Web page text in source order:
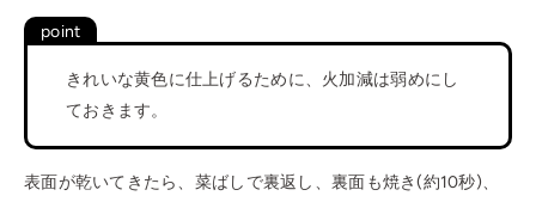
きれいな黄色に仕上げるために、火加減は弱めにし
ておきます。
表面が乾いてきたら、菜ばしで裏返し、裏面も焼き(約10秒)、